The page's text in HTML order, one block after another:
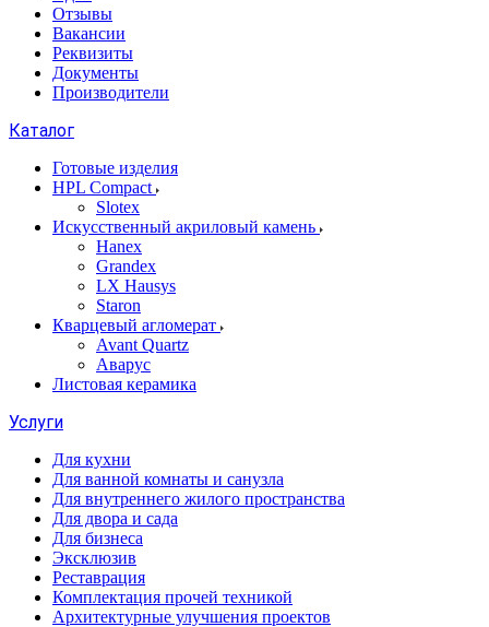
Отзывы
Вакансии
Реквизиты
Документы
Производители
Каталог
Готовые изделия
HPL Compact
Slotex
Искусственный акриловый камень
Hanex
Grandex
LX Hausys
Staron
Кварцевый агломерат
Avant Quartz
Аварус
Листовая керамика
Услуги
Для кухни
Для ванной комнаты и санузла
Для внутреннего жилого пространства
Для двора и сада
Для бизнеса
Эксклюзив
Реставрация
Комплектация прочей техникой
Архитектурные улучшения проектов